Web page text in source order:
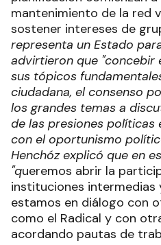
mantenimiento de la red
sostener intereses de
representa un Estado
advirtieron que "concebir
sus tópicos
ciudadana, el consenso
los grandes temas a
de las presiones
con el oportunismo
Henchóz explicó que en
"queremos abrir la
instituciones intermedias
estamos en diálogo con
como el Radical y con
acordando pautas de